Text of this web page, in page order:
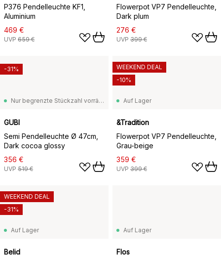
P376 Pendelleuchte KF1,
Aluminium
469 €
UVP 659 €
Flowerpot VP7 Pendelleuchte,
Dark plum
276 €
UVP 399 €
Nur begrenzte Stückzahl vorrätig
GUBI
Semi Pendelleuchte Ø 47cm,
Dark cocoa glossy
356 €
UVP 519 €
-31%
Auf Lager
&Tradition
Flowerpot VP7 Pendelleuchte,
Grau-beige
359 €
UVP 399 €
WEEKEND DEAL
-10%
Auf Lager
Belid
WEEKEND DEAL
-31%
Auf Lager
Flos